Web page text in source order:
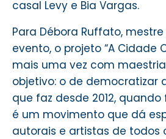
casal Levy e Bia Vargas.
Para Débora Ruffato,
evento, o projeto “A Cidade
mais uma vez com
objetivo: o de democratizar
que faz desde 2012, quando
é um movimento que dá
autorais e artistas de todos